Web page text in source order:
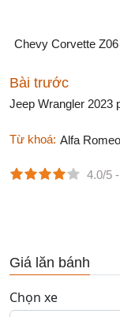
Chevy Corvette
Bài trước
Jeep Wrangler 2023
Từ khoá: Alfa Romeo
4.0/5
Giá lăn bánh
Chọn xe